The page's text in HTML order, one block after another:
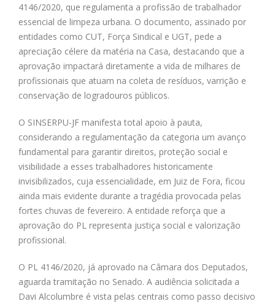
4146/2020, que regulamenta a profissão de trabalhador
essencial de limpeza urbana. O documento, assinado por
entidades como CUT, Força Sindical e UGT, pede a
apreciação célere da matéria na Casa, destacando que a
aprovação impactará diretamente a vida de milhares de
profissionais que atuam na coleta de resíduos, varrição e
conservação de logradouros públicos.
O SINSERPU-JF manifesta total apoio à pauta,
considerando a regulamentação da categoria um avanço
fundamental para garantir direitos, proteção social e
visibilidade a esses trabalhadores historicamente
invisibilizados, cuja essencialidade, em Juiz de Fora, ficou
ainda mais evidente durante a tragédia provocada pelas
fortes chuvas de fevereiro. A entidade reforça que a
aprovação do PL representa justiça social e valorização
profissional.
O PL 4146/2020, já aprovado na Câmara dos Deputados,
aguarda tramitação no Senado. A audiência solicitada a
Davi Alcolumbre é vista pelas centrais como passo decisivo